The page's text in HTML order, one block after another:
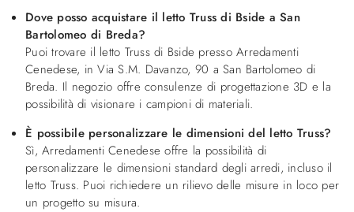
Dove posso acquistare il letto Truss di Bside a San
Bartolomeo di Breda?
Puoi trovare il letto Truss di Bside presso Arredamenti
Cenedese, in Via S.M. Davanzo, 90 a San Bartolomeo di
Breda. Il negozio offre consulenze di progettazione 3D e la
possibilità di visionare i campioni di materiali.
È possibile personalizzare le dimensioni del letto Truss?
Sì, Arredamenti Cenedese offre la possibilità di
personalizzare le dimensioni standard degli arredi, incluso il
letto Truss. Puoi richiedere un rilievo delle misure in loco per
un progetto su misura.